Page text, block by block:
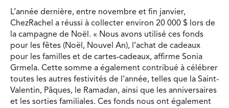
L’année dernière, entre novembre et fin janvier,
ChezRachel a réussi à collecter environ 20 000 $ lors de
la campagne de Noël. « Nous avons utilisé ces fonds
pour les fêtes (Noël, Nouvel An), l’achat de cadeaux
pour les familles et de cartes-cadeaux, affirme Sonia
Grmela. Cette somme a également contribué à célébrer
toutes les autres festivités de l’année, telles que la Saint-
Valentin, Pâques, le Ramadan, ainsi que les anniversaires
et les sorties familiales. Ces fonds nous ont également